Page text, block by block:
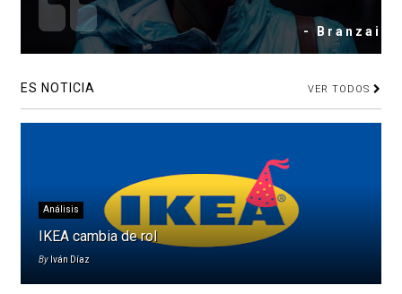
- Branzai
ES NOTICIA VER TODOS
Análisis
IKEA cambia de rol
By Iván Díaz